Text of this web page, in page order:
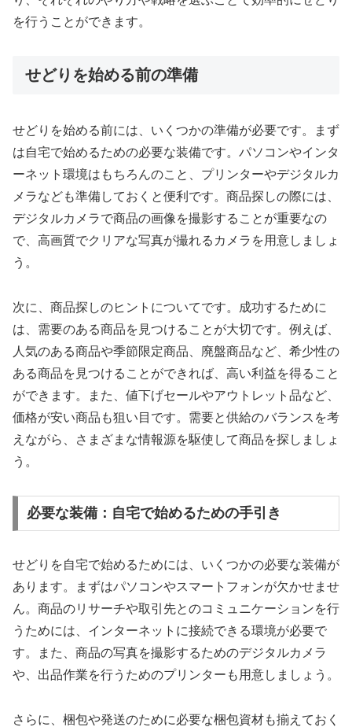
を行うことができます。
せどりを始める前の準備
せどりを始める前には、いくつかの準備が必要です。まず
は自宅で始めるための必要な装備です。パソコンやインタ
ーネット環境はもちろんのこと、プリンターやデジタルカ
メラなども準備しておくと便利です。商品探しの際には、
デジタルカメラで商品の画像を撮影することが重要なの
で、高画質でクリアな写真が撮れるカメラを用意しましょ
う。
次に、商品探しのヒントについてです。成功するために
は、需要のある商品を見つけることが大切です。例えば、
人気のある商品や季節限定商品、廃盤商品など、希少性の
ある商品を見つけることができれば、高い利益を得ること
ができます。また、値下げセールやアウトレット品など、
価格が安い商品も狙い目です。需要と供給のバランスを考
えながら、さまざまな情報源を駆使して商品を探しましょ
う。
必要な装備：自宅で始めるための手引き
せどりを自宅で始めるためには、いくつかの必要な装備が
あります。まずはパソコンやスマートフォンが欠かせませ
ん。商品のリサーチや取引先とのコミュニケーションを行
うためには、インターネットに接続できる環境が必要で
す。また、商品の写真を撮影するためのデジタルカメラ
や、出品作業を行うためのプリンターも用意しましょう。
さらに、梱包や発送のために必要な梱包資材も揃えておく